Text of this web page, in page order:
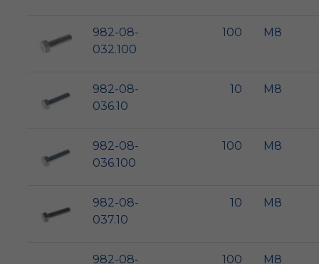
982-08-
032.100
100 M8
982-08-
036.10
10 M8
982-08-
036.100
100 M8
982-08-
037.10
10 M8
982-08- 100 M8